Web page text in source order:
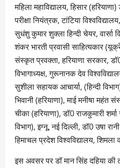
महिला महाविद्यालय, हिसार
परीक्षा नियंत्रक, टांटिया
सुधंशु कुमार शुक्ला हिन्दी चेयर, वार्सा
शंकर भारती प्रवासी साहित्यकार
संस्कृत प्रवक्ता, हरियाणा सरकार,
विभागाध्यक्ष, गुरूनानक देव
सुशीला सहायक आचार्या, (हिन्दी
भिवानी (हरियाणा), माई मनीषा महंत
चीका (हरियाणा), डॉ0 राजकुमारी
विभाग), इग्नू, नई दिल्ली, डॉ0 उषा
हिमाचल प्रदेश विश्वविद्यालय, शिमला
इस अवसर पर डॉ मान सिंह दहिया